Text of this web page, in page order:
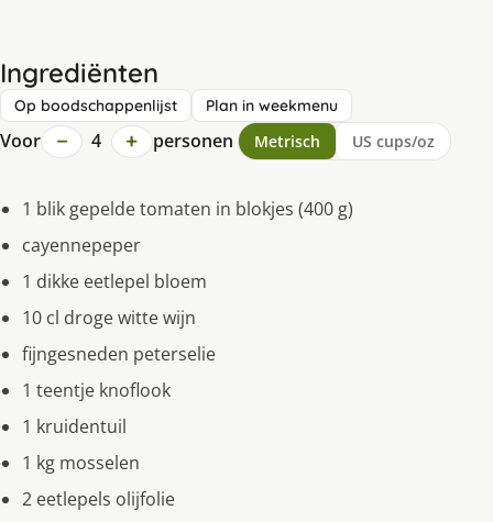
Ingrediënten
Op boodschappenlijst Plan in weekmenu
Voor − 4 + personen Metrisch US cups/oz
1 blik gepelde tomaten in blokjes (400 g)
cayennepeper
1 dikke eetlepel bloem
10 cl droge witte wijn
fijngesneden peterselie
1 teentje knoflook
1 kruidentuil
1 kg mosselen
2 eetlepels olijfolie